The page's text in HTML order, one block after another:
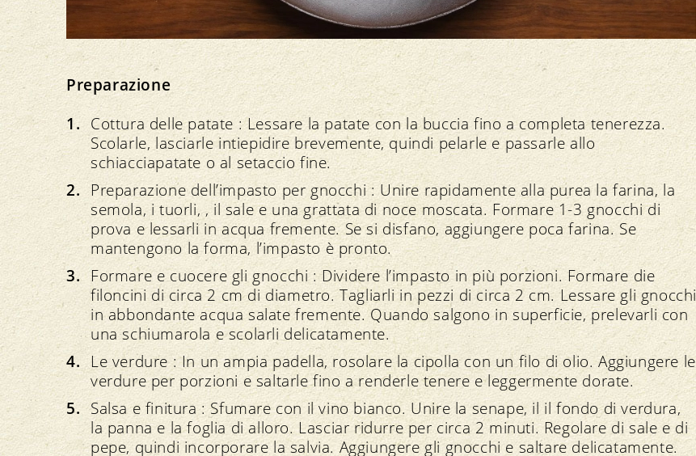
Preparazione
Cottura delle patate : Lessare la patate con la buccia fino a completa tenerezza.
Scolarle, lasciarle intiepidire brevemente, quindi pelarle e passarle allo
schiacciapatate o al setaccio fine.
Preparazione dell’impasto per gnocchi : Unire rapidamente alla purea la farina, la
semola, i tuorli, , il sale e una grattata di noce moscata. Formare 1-3 gnocchi di
prova e lessarli in acqua fremente. Se si disfano, aggiungere poca farina. Se
mantengono la forma, l’impasto è pronto.
Formare e cuocere gli gnocchi : Dividere l’impasto in più porzioni. Formare die
filoncini di circa 2 cm di diametro. Tagliarli in pezzi di circa 2 cm. Lessare gli gnocchi
in abbondante acqua salate fremente. Quando salgono in superficie, prelevarli con
una schiumarola e scolarli delicatamente.
Le verdure : In un ampia padella, rosolare la cipolla con un filo di olio. Aggiungere le
verdure per porzioni e saltarle fino a renderle tenere e leggermente dorate.
Salsa e finitura : Sfumare con il vino bianco. Unire la senape, il il fondo di verdura,
la panna e la foglia di alloro. Lasciar ridurre per circa 2 minuti. Regolare di sale e di
pepe, quindi incorporare la salvia. Aggiungere gli gnocchi e saltare delicatamente.